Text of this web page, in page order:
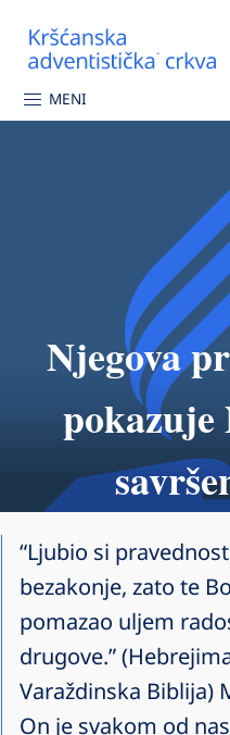
MENI
Njegova
pokazuje
“Ljubio si
bezakonje, zato te
pomazao uljem
drugove.”
Varaždinska Biblija)
On je svakom od